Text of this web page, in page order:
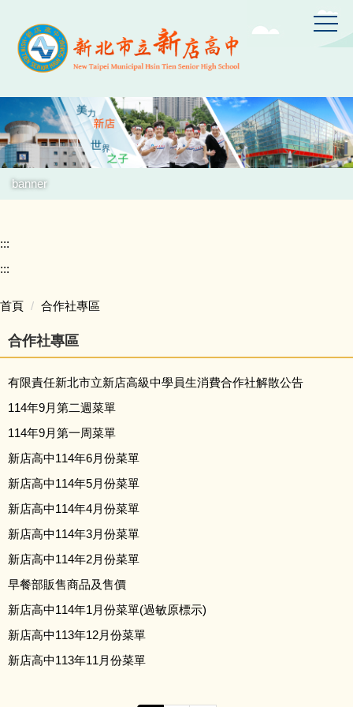
主
容
區
banner
:::
:::
首頁 合作社專區
合作社專區
有限責任新北市立新店高級中學員生消費合作社解散公告
114年9月第二週菜單
114年9月第一周菜單
新店高中114年6月份菜單
新店高中114年5月份菜單
新店高中114年4月份菜單
新店高中114年3月份菜單
新店高中114年2月份菜單
早餐部販售商品及售價
新店高中114年1月份菜單(過敏原標示)
新店高中113年12月份菜單
新店高中113年11月份菜單